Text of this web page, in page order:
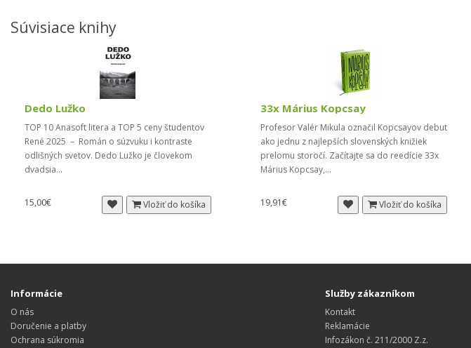
Súvisiace knihy
Dedo Lužko
TOP 10 Anasoft litera a TOP 5 ceny študentov
René 2025 – Román o súzvuku i kontraste
odlišných svetov. Dedo Lužko je človekom
dvadsia...
15,00€ Vložiť do košíka
33x Márius Kopcsay
Profesor Valér Mikula označil Kopcsayov debut
ako jednu z najlepších slovenských knižiek
prelomu storočí. Začítajte sa do reedície 33x
Márius Kopcsay,...
19,91€ Vložiť do košíka
Informácie
O nás
Doručenie a platby
Ochrana súkromia
Služby zákazníkom
Kontakt
Reklamácie
Infozákon č. 211/2000 Z.z.